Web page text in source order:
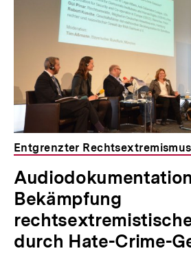
Entgrenzter
Bekämpfung
durch Hate-Crime-